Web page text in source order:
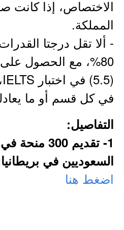
الاختصاص، إذا كانت
المملكة.
- ألا تقل درجتا
80%، مع الحصول
في كل قسم أو ما
التفاصيل:
1- تقديم 300
السعوديين في
اضغط هنا